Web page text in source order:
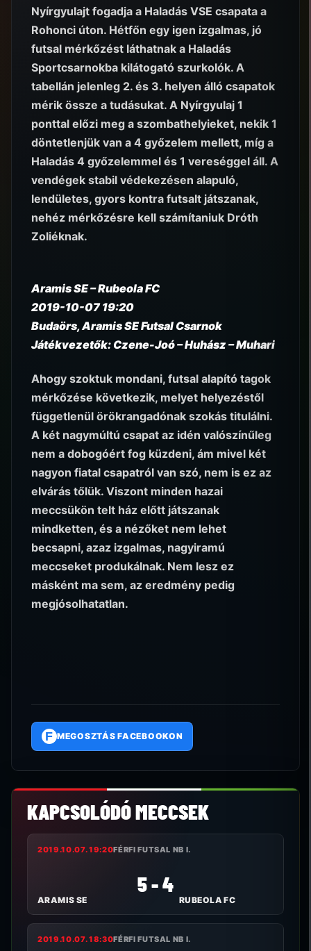
Nyírgyulajt fogadja a Haladás VSE csapata a
Rohonci úton. Hétfőn egy igen izgalmas, jó
futsal mérkőzést láthatnak a Haladás
Sportcsarnokba kilátogató szurkolók. A
tabellán jelenleg 2. és 3. helyen álló csapatok
mérik össze a tudásukat. A Nyírgyulaj 1
ponttal előzi meg a szombathelyieket, nekik 1
döntetlenjük van a 4 győzelem mellett, míg a
Haladás 4 győzelemmel és 1 vereséggel áll. A
vendégek stabil védekezésen alapuló,
lendületes, gyors kontra futsalt játszanak,
nehéz mérkőzésre kell számítaniuk Dróth
Zoliéknak.
Aramis SE – Rubeola FC
2019-10-07 19:20
Budaörs, Aramis SE Futsal Csarnok
Játékvezetők: Czene-Joó – Huhász – Muhari
Ahogy szoktuk mondani, futsal alapító tagok
mérkőzése következik, melyet helyezéstől
függetlenül örökrangadónak szokás titulálni.
A két nagymúltú csapat az idén valószínűleg
nem a dobogóért fog küzdeni, ám mivel két
nagyon fiatal csapatról van szó, nem is ez az
elvárás tőlük. Viszont minden hazai
meccsükön telt ház előtt játszanak
mindketten, és a nézőket nem lehet
becsapni, azaz izgalmas, nagyiramú
meccseket produkálnak. Nem lesz ez
másként ma sem, az eredmény pedig
megjósolhatatlan.
F MEGOSZTÁS FACEBOOKON
KAPCSOLÓDÓ MECCSEK
2019.10.07. 19:20FÉRFI FUTSAL NB I.
ARAMIS SE
5 - 4
RUBEOLA FC
2019.10.07. 18:30FÉRFI FUTSAL NB I.